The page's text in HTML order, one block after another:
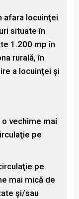
afara locuinţei
situate în
1.200 mp în
rurală, în
a locuinţei şi
vechime mai
pe
pe
mai mică de
şi/sau